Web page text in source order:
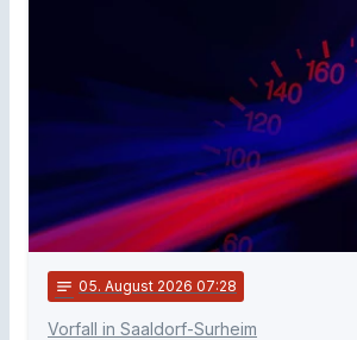
notes 05. August 2026 07:28
Vorfall in Saaldorf-Surheim